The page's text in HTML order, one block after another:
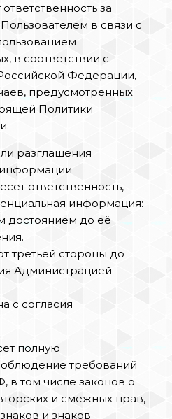
за
в связи с
в соответствии с
Федерации,
предусмотренных
Политики
разглашения
ответственность,
информация:
достоянием до её
третьей стороны до
Администрацией
с согласия
полную
требований
в том числе законов о
и смежных прав,
и знаков